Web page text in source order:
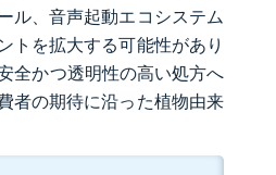
ル、音声起動エコシステム
トを拡大する可能性があり
全かつ透明性の高い処方へ
者の期待に沿った植物由来